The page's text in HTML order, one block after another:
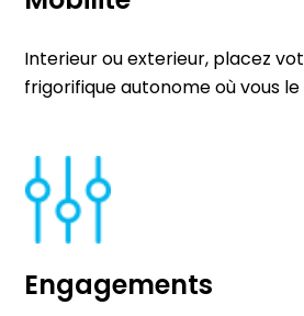
Interieur ou exterieur, placez
frigorifique autonome où vous
Engagements